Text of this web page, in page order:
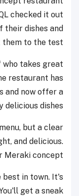
checked it out
their dishes and
them to the test.
who takes great
restaurant has
and now offer a
dishes.
but a clear
and delicious.
Meraki concept.
best in town. It's
get a sneak